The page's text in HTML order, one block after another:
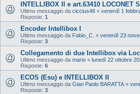
INTELLIBOX II e art.63410 LOCONET
Ultimo messaggio da ciccius46 « venerdì 1
Risposte: 1
Encoder Intellibox I
Ultimo messaggio da Fabio_C. « venerdì 23
Risposte: 3
Collegamento di due Intellibox via
Ultimo messaggio da mario « lunedì 22 ottobre
Risposte: 6
ECOS (Esu) e INTELLIBOX II
Ultimo messaggio da Gian Paolo BARATTA «
Risposte: 3